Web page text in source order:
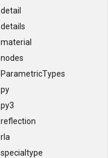
detail
details
material
nodes
ParametricTypes
py
py3
reflection
rla
specialtype